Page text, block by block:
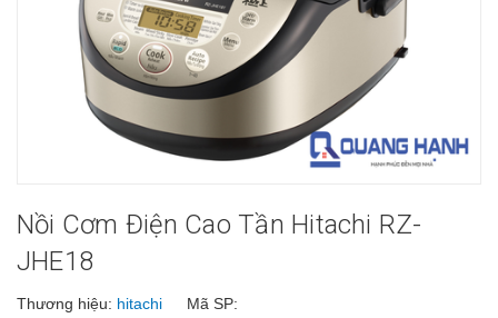
Nồi Cơm Điện Cao Tần Hitachi RZ-
JHE18
Thương hiệu: hitachi Mã SP: